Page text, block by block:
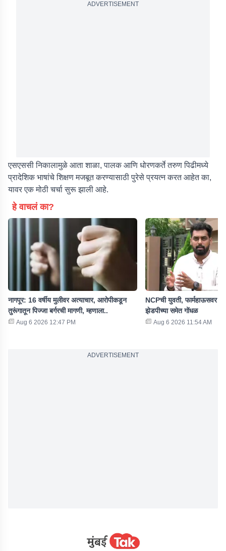
ADVERTISEMENT
एसएससी निकालामुळे आता शाळा, पालक आणि धोरणकर्ते तरुण पिढीमध्ये
प्रादेशिक भाषांचे शिक्षण मजबूत करण्यासाठी पुरेसे प्रयत्न करत आहेत का,
यावर एक मोठी चर्चा सुरू झाली आहे.
हे वाचलं का?
नागपूर: 16 वर्षीय मुलीवर अत्याचार, आरोपीकडून
तुरूंगातून पिज्जा बर्गरची मागणी, म्हणाला..
Aug 6 2026 12:47 PM
NCPची युवती, फार्महाऊसवर
झेडपीच्या समेत गोंधळ
Aug 6 2026 11:54 AM
ADVERTISEMENT